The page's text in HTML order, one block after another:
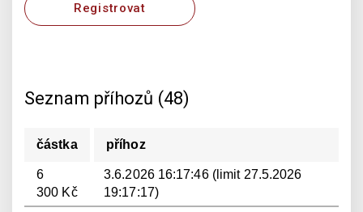
Registrovat
Seznam příhozů (48)
částka příhoz
6
300 Kč
3.6.2026 16:17:46 (limit 27.5.2026
19:17:17)